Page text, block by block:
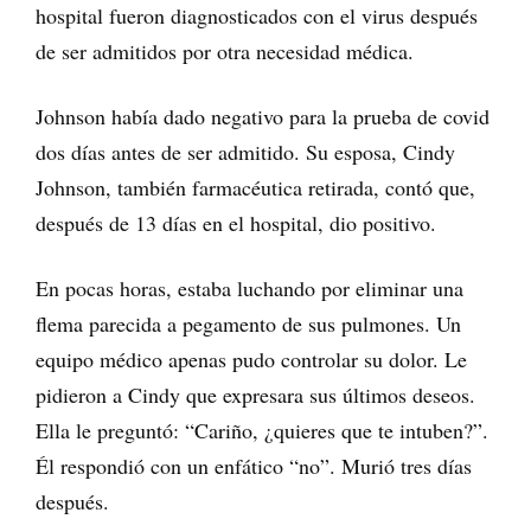
hospital fueron diagnosticados con el virus después
de ser admitidos por otra necesidad médica.
Johnson había dado negativo para la prueba de covid
dos días antes de ser admitido. Su esposa, Cindy
Johnson, también farmacéutica retirada, contó que,
después de 13 días en el hospital, dio positivo.
En pocas horas, estaba luchando por eliminar una
flema parecida a pegamento de sus pulmones. Un
equipo médico apenas pudo controlar su dolor. Le
pidieron a Cindy que expresara sus últimos deseos.
Ella le preguntó: “Cariño, ¿quieres que te intuben?”.
Él respondió con un enfático “no”. Murió tres días
después.